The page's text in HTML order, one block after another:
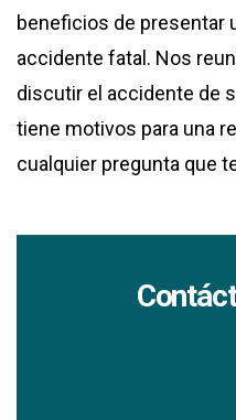
beneficios de presentar
accidente fatal. Nos
discutir el accidente de
tiene motivos para una
cualquier pregunta que